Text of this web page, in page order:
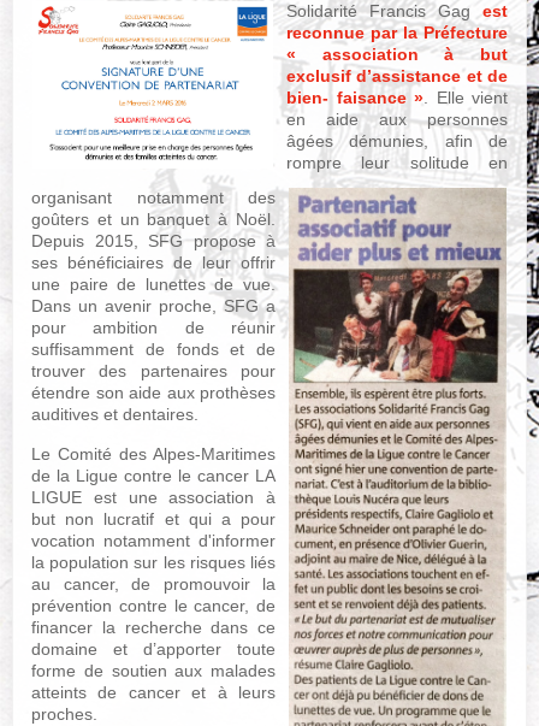
Solidarité Francis Gag est
reconnue par la Préfecture
« association à but
exclusif d’assistance et de
bien- faisance ». Elle vient
en aide aux personnes
âgées démunies, afin de
rompre leur solitude en
organisant notamment des
goûters et un banquet à Noël.
Depuis 2015, SFG propose à
ses bénéficiaires de leur offrir
une paire de lunettes de vue.
Dans un avenir proche, SFG a
pour ambition de réunir
suffisamment de fonds et de
trouver des partenaires pour
étendre son aide aux prothèses
auditives et dentaires.
Le Comité des Alpes-Maritimes
de la Ligue contre le cancer LA
LIGUE est une association à
but non lucratif et qui a pour
vocation notamment d'informer
la population sur les risques liés
au cancer, de promouvoir la
prévention contre le cancer, de
financer la recherche dans ce
domaine et d’apporter toute
forme de soutien aux malades
atteints de cancer et à leurs
proches.